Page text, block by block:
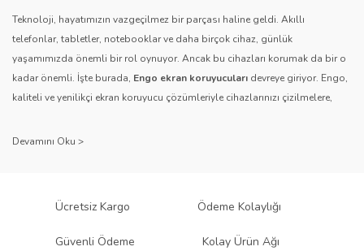
Teknoloji, hayatımızın vazgeçilmez bir parçası haline geldi. Akıllı
telefonlar, tabletler, notebooklar ve daha birçok cihaz, günlük
yaşamımızda önemli bir rol oynuyor. Ancak bu cihazları korumak da bir o
kadar önemli. İşte burada, Engo ekran koruyucuları devreye giriyor. Engo,
kaliteli ve yenilikçi ekran koruyucu çözümleriyle cihazlarınızı çizilmelere,
sağlıyor.
Engo ekran koruyucuları
, uzun yıllara dayanan tecrübesi ve teknolojiye
ürününü titiz bir kalite kontrol sürecinden geçirir. Kullanıcı dostu tasarımı
Ücretsiz Kargo Ödeme Kolaylığı
Güvenli Ödeme Kolay Ürün Ağı